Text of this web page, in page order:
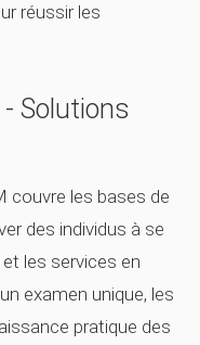
réussir les
Solutions
couvre les bases de
des individus à se
les services en
examen unique, les
pratique des